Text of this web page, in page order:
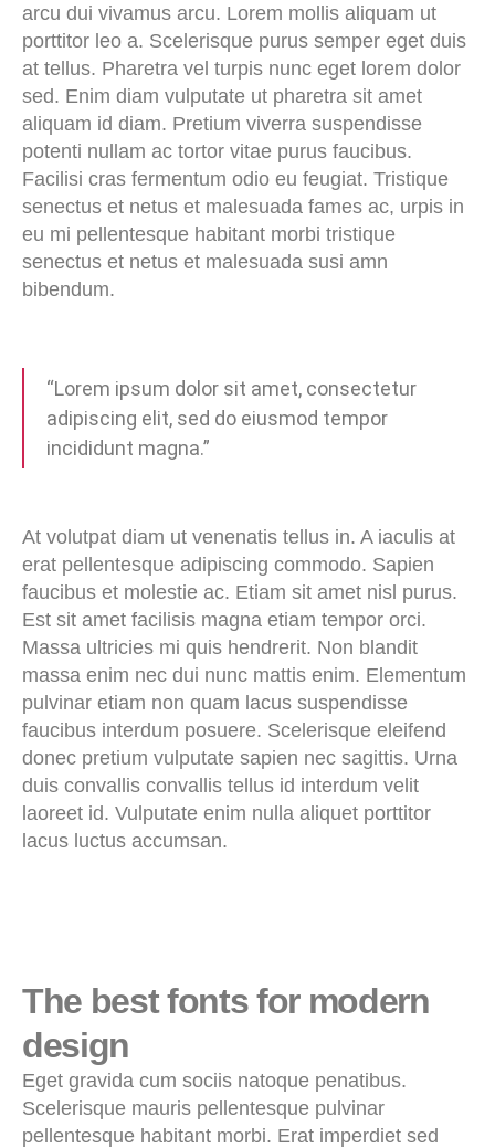
arcu dui vivamus arcu. Lorem mollis aliquam ut
porttitor leo a. Scelerisque purus semper eget duis
at tellus. Pharetra vel turpis nunc eget lorem dolor
sed. Enim diam vulputate ut pharetra sit amet
aliquam id diam. Pretium viverra suspendisse
potenti nullam ac tortor vitae purus faucibus.
Facilisi cras fermentum odio eu feugiat. Tristique
senectus et netus et malesuada fames ac, urpis in
eu mi pellentesque habitant morbi tristique
senectus et netus et malesuada susi amn
bibendum.
“Lorem ipsum dolor sit amet, consectetur
adipiscing elit, sed do eiusmod tempor
incididunt magna.”
At volutpat diam ut venenatis tellus in. A iaculis at
erat pellentesque adipiscing commodo. Sapien
faucibus et molestie ac. Etiam sit amet nisl purus.
Est sit amet facilisis magna etiam tempor orci.
Massa ultricies mi quis hendrerit. Non blandit
massa enim nec dui nunc mattis enim. Elementum
pulvinar etiam non quam lacus suspendisse
faucibus interdum posuere. Scelerisque eleifend
donec pretium vulputate sapien nec sagittis. Urna
duis convallis convallis tellus id interdum velit
laoreet id. Vulputate enim nulla aliquet porttitor
lacus luctus accumsan.
The best fonts for modern
design
Eget gravida cum sociis natoque penatibus.
Scelerisque mauris pellentesque pulvinar
pellentesque habitant morbi. Erat imperdiet sed